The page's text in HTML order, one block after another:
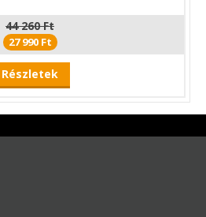
44 260 Ft
27 990 Ft
Részletek